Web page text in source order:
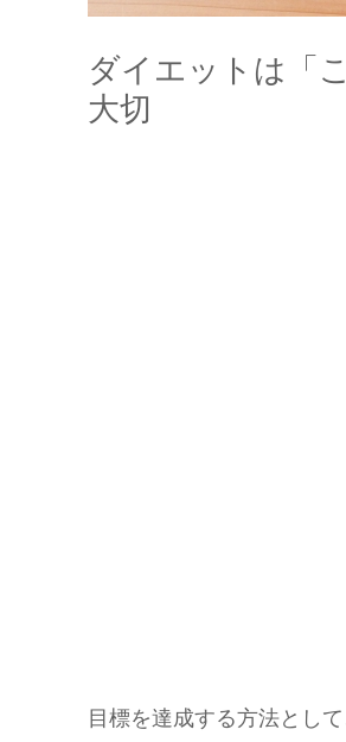
ダイエットは「
大切
目標を達成する方法とし